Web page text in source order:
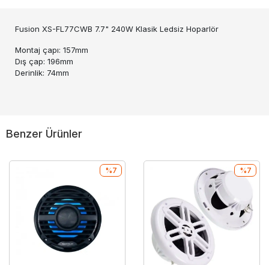
Fusion XS-FL77CWB 7.7" 240W Klasik Ledsiz Hoparlör
Montaj çapı: 157mm
Dış çap: 196mm
Derinlik: 74mm
Benzer Ürünler
%7 %7